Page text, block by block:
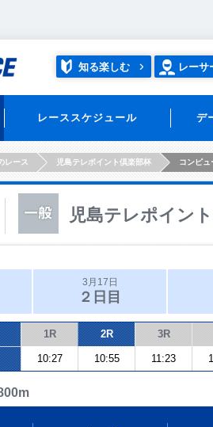
知る楽しむ レーサ
レーススケジュール デ
レース 児島テレポイント倶楽部杯 コンピュ
児島テレポイン
3月17日
２日目
1R 2R 3R
10:27 10:55 11:23